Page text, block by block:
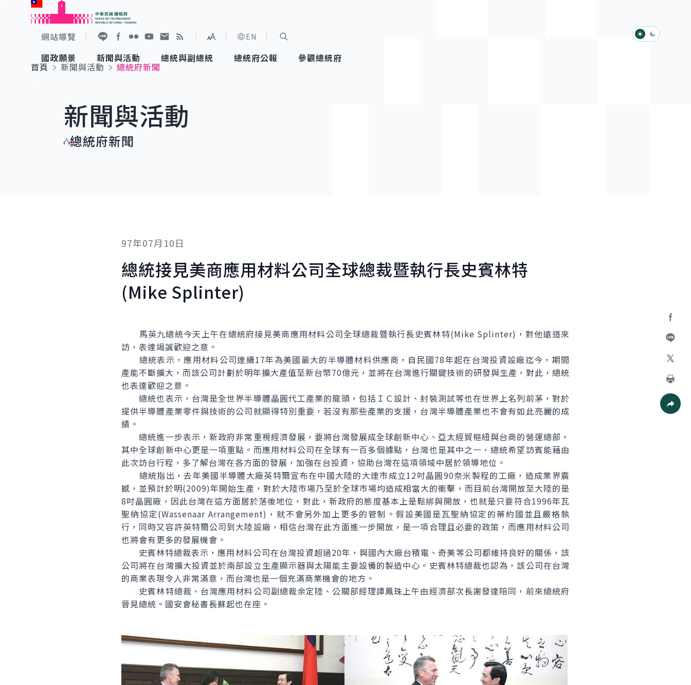
跳到主要內容
網站導覽
展開字級選單
EN
國政願景
國家氣候變遷對策委員會
重要談話
新聞與活動
總統府新聞
影音頻道
總統與副總統
賴清德總統
總統府公報 參觀總統府
參觀資訊
淺色模式
深色模式
首頁
新聞與活動
總統府新聞
新聞與活動
總統府新聞
加入好
列印
97年07月10日
總統接見美商應用材料公司全球總裁暨執行長史賓林特
(Mike Splinter)
馬英九總統今天上午在總統府接見美商應用材料公司全球總裁暨執行長史賓林特(Mike Splinter)，對他遠道來
訪，表達竭誠歡迎之意。
總統表示，應用材料公司連續17年為美國最大的半導體材料供應商，自民國78年起在台灣投資設廠迄今，期間
產能不斷擴大，而該公司計劃於明年擴大產值至新台幣70億元，並將在台灣進行關鍵技術的研發與生產，對此，總統
也表達歡迎之意。
總統也表示，台灣是全世界半導體晶圓代工產業的龍頭，包括ＩＣ設計、封裝測試等也在世界上名列前茅，對於
提供半導體產業零件與技術的公司就顯得特別重要，若沒有那些產業的支援，台灣半導體產業也不會有如此亮麗的成
績。
總統進一步表示，新政府非常重視經濟發展，要將台灣發展成全球創新中心、亞太經貿樞紐與台商的營運總部，
其中全球創新中心更是一項重點。而應用材料公司在全球有一百多個據點，台灣也是其中之一，總統希望訪賓能藉由
此次訪台行程，多了解台灣在各方面的發展，加強在台投資，協助台灣在這項領域中居於領導地位。
總統指出，去年美國半導體大廠英特爾宣布在中國大陸的大連市成立12吋晶圓90奈米製程的工廠，造成業界震
撼，並預計於明(2009)年開始生產，對於大陸市場乃至於全球市場均造成相當大的衝擊，而目前台灣開放至大陸的是
8吋晶圓廠，因此台灣在這方面居於落後地位，對此，新政府的態度基本上是鬆綁與開放，也就是只要符合1996年瓦
聖納協定(Wassenaar Arrangement)，就不會另外加上更多的管制。假設美國是瓦聖納協定的蒂約國並且嚴格執
行，同時又容許英特爾公司到大陸設廠，相信台灣在此方面進一步開放，是一項合理且必要的政策，而應用材料公司
也將會有更多的發展機會。
史賓林特總裁表示，應用材料公司在台灣投資超過20年，與國內大廠台積電、奇美等公司都維持良好的關係，該
公司將在台灣擴大投資並於南部設立生產顯示器與太陽能主要設備的製造中心。史賓林特總裁也認為，該公司在台灣
的商業表現令人非常滿意，而台灣也是一個充滿商業機會的地方。
史賓林特總裁、台灣應用材料公司副總裁余定陸、公關部經理譚鳳珠上午由經濟部次長謝發達陪同，前來總統府
晉見總統。國安會秘書長蘇起也在座。